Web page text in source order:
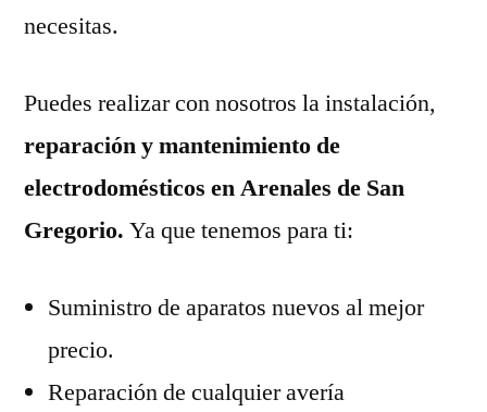
necesitas.
Puedes realizar con nosotros la instalación,
reparación y mantenimiento de
electrodomésticos en Arenales de San
Gregorio. Ya que tenemos para ti:
Suministro de aparatos nuevos al mejor
precio.
Reparación de cualquier avería